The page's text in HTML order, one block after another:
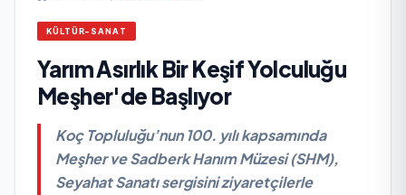
KÜLTÜR-SANAT
Yarım Asırlık Bir Keşif Yolculuğu
Meşher'de Başlıyor
Koç Topluluğu’nun 100. yılı kapsamında
Meşher ve Sadberk Hanım Müzesi (SHM),
Seyahat Sanatı sergisini ziyaretçilerle